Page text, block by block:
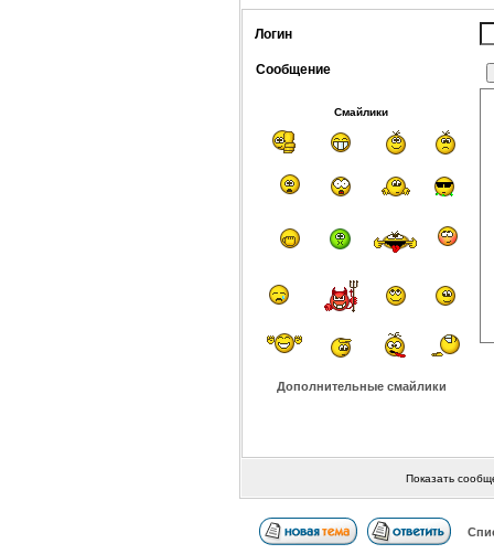
Логин
Сообщение
Смайлики
Дополнительные смайлики
Показать